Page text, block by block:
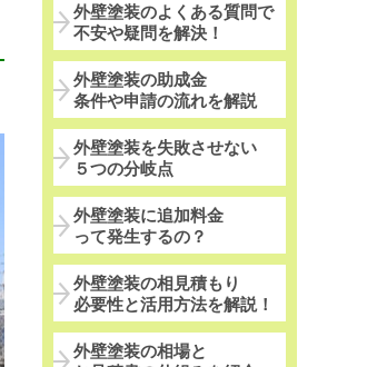
外壁塗装のよくある質問で
不安や疑問を解決！
外壁塗装の助成金
条件や申請の流れを解説
外壁塗装を失敗させない
５つの分岐点
外壁塗装に追加料金
って発生するの？
外壁塗装の相見積もり
必要性と活用方法を解説！
外壁塗装の相場と